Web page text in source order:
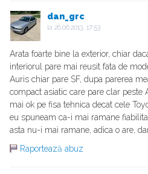
dan_grc
la 26.06.2013, 17:53
Arata foarte bine la exterior, chiar
interiorul pare mai reusit fata de
Auris chiar pare SF, dupa parerea
compact asiatic care pare clar peste
mai ok pe fisa tehnica decat cele
eu spuneam ca-i mai ramane
asta nu-i mai ramane, adica o are,
Raportează abuz